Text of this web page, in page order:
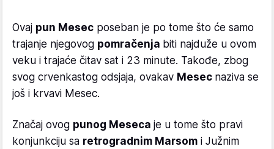
Ovaj pun Mesec poseban je po tome što će samo
trajanje njegovog pomračenja biti najduže u ovom
veku i trajaće čitav sat i 23 minute. Takođe, zbog
svog crvenkastog odsjaja, ovakav Mesec naziva se
još i krvavi Mesec.
Značaj ovog punog Meseca je u tome što pravi
konjunkciju sa retrogradnim Marsom i Južnim